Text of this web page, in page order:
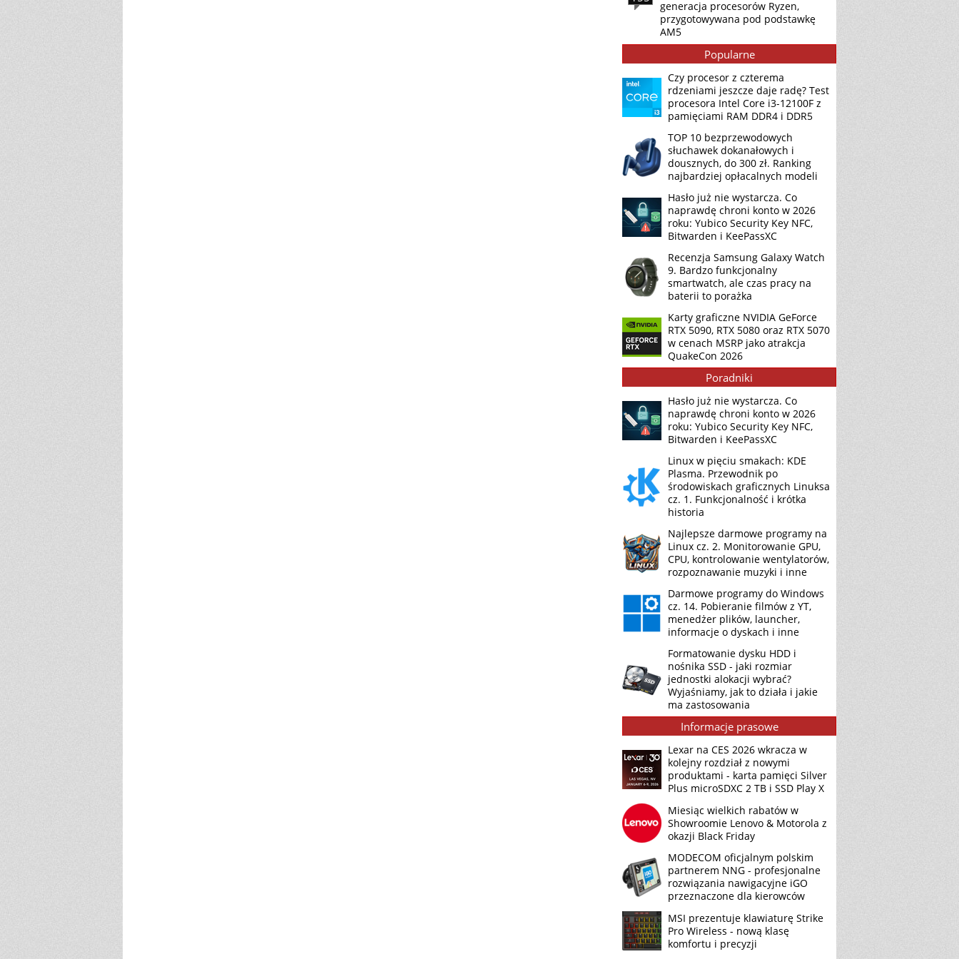
generacja procesorów Ryzen,
przygotowywana pod podstawkę
AM5
Popularne
Czy procesor z czterema
rdzeniami jeszcze daje radę? Test
procesora Intel Core i3-12100F z
pamięciami RAM DDR4 i DDR5
TOP 10 bezprzewodowych
słuchawek dokanałowych i
dousznych, do 300 zł. Ranking
najbardziej opłacalnych modeli
Hasło już nie wystarcza. Co
naprawdę chroni konto w 2026
roku: Yubico Security Key NFC,
Bitwarden i KeePassXC
Recenzja Samsung Galaxy Watch
9. Bardzo funkcjonalny
smartwatch, ale czas pracy na
baterii to porażka
Karty graficzne NVIDIA GeForce
RTX 5090, RTX 5080 oraz RTX 5070
w cenach MSRP jako atrakcja
QuakeCon 2026
Poradniki
Hasło już nie wystarcza. Co
naprawdę chroni konto w 2026
roku: Yubico Security Key NFC,
Bitwarden i KeePassXC
Linux w pięciu smakach: KDE
Plasma. Przewodnik po
środowiskach graficznych Linuksa
cz. 1. Funkcjonalność i krótka
historia
Najlepsze darmowe programy na
Linux cz. 2. Monitorowanie GPU,
CPU, kontrolowanie wentylatorów,
rozpoznawanie muzyki i inne
Darmowe programy do Windows
cz. 14. Pobieranie filmów z YT,
menedżer plików, launcher,
informacje o dyskach i inne
Formatowanie dysku HDD i
nośnika SSD - jaki rozmiar
jednostki alokacji wybrać?
Wyjaśniamy, jak to działa i jakie
ma zastosowania
Informacje prasowe
Lexar na CES 2026 wkracza w
kolejny rozdział z nowymi
produktami - karta pamięci Silver
Plus microSDXC 2 TB i SSD Play X
Miesiąc wielkich rabatów w
Showroomie Lenovo & Motorola z
okazji Black Friday
MODECOM oficjalnym polskim
partnerem NNG - profesjonalne
rozwiązania nawigacyjne iGO
przeznaczone dla kierowców
MSI prezentuje klawiaturę Strike
Pro Wireless - nową klasę
komfortu i precyzji